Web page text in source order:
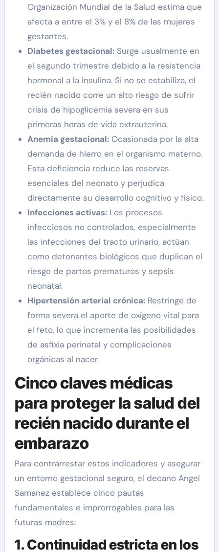
Organización Mundial de la Salud estima que
afecta a entre el 3% y el 8% de las mujeres
gestantes.
Diabetes gestacional:Surge usualmente en
el segundo trimestre debido a la resistencia
hormonal a la insulina. Si no se estabiliza, el
recién nacido corre un alto riesgo de sufrir
crisis de hipoglicemia severa en sus
primeras horas de vida extrauterina.
Anemia gestacional:Ocasionada por la alta
demanda de hierro en el organismo materno.
Esta deficiencia reduce las reservas
esenciales del neonato y perjudica
directamente su desarrollo cognitivo y físico.
Infecciones activas:Los procesos
infecciosos no controlados, especialmente
las infecciones del tracto urinario, actúan
como detonantes biológicos que duplican el
riesgo de partos prematuros y sepsis
neonatal.
Hipertensión arterial crónica:Restringe de
forma severa el aporte de oxígeno vital para
el feto, lo que incrementa las posibilidades
de asfixia perinatal y complicaciones
orgánicas al nacer.
Cinco claves médicas
para proteger la salud del
recién nacido durante el
embarazo
Para contrarrestar estos indicadores y asegurar
un entorno gestacional seguro, el decano Angel
Samanez establece cinco pautas
fundamentales e improrrogables para las
futuras madres:
1. Continuidad estricta en los